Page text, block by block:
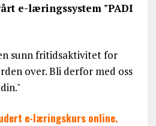
e-læringssystem "PADI
sunn fritidsaktivitet for
over. Bli derfor med oss
e-læringskurs online.